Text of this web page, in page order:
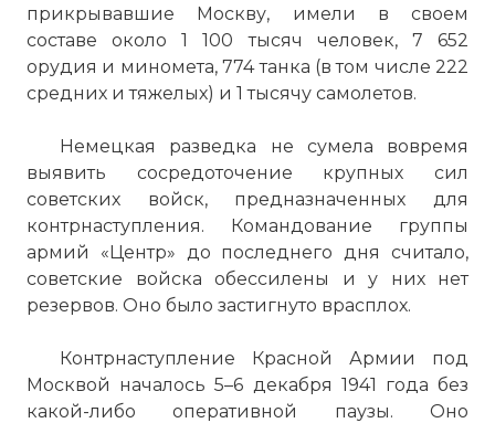
прикрывавшие Москву, имели в своем
составе около 1 100 тысяч человек, 7 652
орудия и миномета, 774 танка (в том числе 222
средних и тяжелых) и 1 тысячу самолетов.
Немецкая разведка не сумела вовремя
выявить сосредоточение крупных сил
советских войск, предназначенных для
контрнаступления. Командование группы
армий «Центр» до последнего дня считало,
советские войска обессилены и у них нет
резервов. Оно было застигнуто врасплох.
Контрнаступление Красной Армии под
Москвой началось 5–6 декабря 1941 года без
какой-либо оперативной паузы. Оно